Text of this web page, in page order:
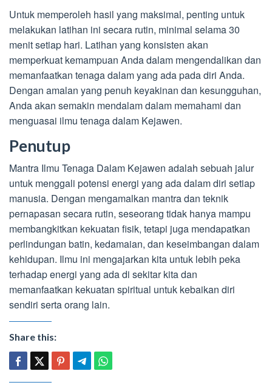
Untuk memperoleh hasil yang maksimal, penting untuk
melakukan latihan ini secara rutin, minimal selama 30
menit setiap hari. Latihan yang konsisten akan
memperkuat kemampuan Anda dalam mengendalikan dan
memanfaatkan tenaga dalam yang ada pada diri Anda.
Dengan amalan yang penuh keyakinan dan kesungguhan,
Anda akan semakin mendalam dalam memahami dan
menguasai ilmu tenaga dalam Kejawen.
Penutup
Mantra Ilmu Tenaga Dalam Kejawen adalah sebuah jalur
untuk menggali potensi energi yang ada dalam diri setiap
manusia. Dengan mengamalkan mantra dan teknik
pernapasan secara rutin, seseorang tidak hanya mampu
membangkitkan kekuatan fisik, tetapi juga mendapatkan
perlindungan batin, kedamaian, dan keseimbangan dalam
kehidupan. Ilmu ini mengajarkan kita untuk lebih peka
terhadap energi yang ada di sekitar kita dan
memanfaatkan kekuatan spiritual untuk kebaikan diri
sendiri serta orang lain.
Share this: